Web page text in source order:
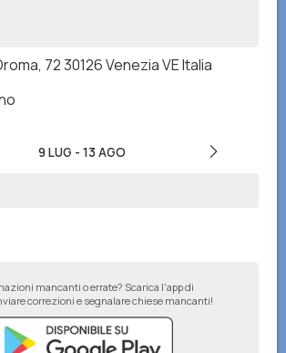
72 30126 Venezia VE Italia
9 LUG - 13 AGO
mancanti o errate? Scarica l'app di
correzioni e segnalare chiese mancanti!